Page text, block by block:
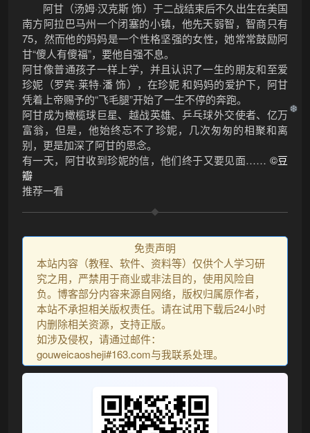
阿甘（汤姆·汉克斯 饰）于二战结束后不久出生在美国
南方阿拉巴马州一个闭塞的小镇，他先天弱智，智商只有
75，然而他的妈妈是一个性格坚强的女性，她常常鼓励阿
甘“傻人有傻福”，要他自强不息。
阿甘像普通孩子一样上学，并且认识了一生的朋友和至爱
珍妮（罗宾·莱特·潘 饰），在珍妮 和妈妈的爱护下，阿甘
凭着上帝赐予的“飞毛腿”开始了一生不停的奔跑。
阿甘成为橄榄球巨星、越战英雄、乒乓球外交使者、亿万
富翁，但是，他始终忘不了珍妮，几次匆匆的相聚和离
别，更是加深了阿甘的思念。
有一天，阿甘收到珍妮的信，他们终于又要见面…… ©豆
瓣
推荐一看
免责声明
本站内容（教程、软件、资料等）仅供个人学习研
究之用，严禁用于商业或非法目的，使用风险自
负。博客部分内容来源自网络，版权归属原作者，
本站不承担相关版权责任。请在试用下载后24小时
内删除相关资源，支持正版。
如涉及侵权，请通过邮件：
gouweicaosheji#163.com与我联系处理。